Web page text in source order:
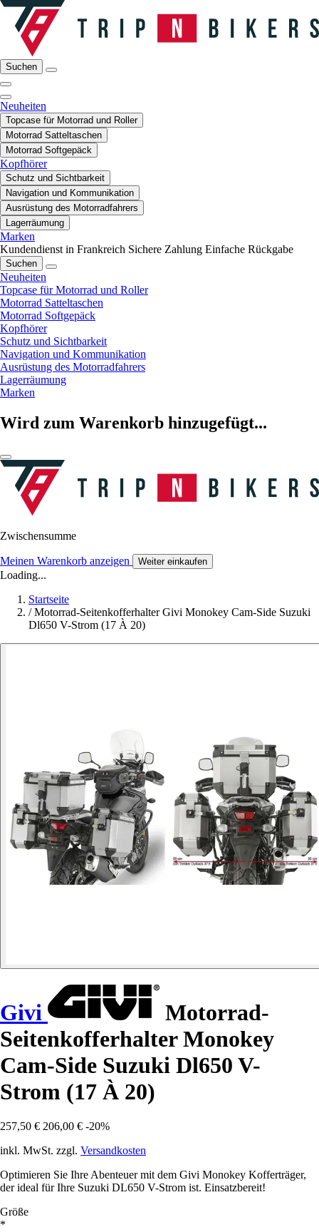
Suchen
Neuheiten
Topcase für Motorrad und Roller
Motorrad Satteltaschen
Motorrad Softgepäck
Kopfhörer
Schutz und Sichtbarkeit
Navigation und Kommunikation
Ausrüstung des Motorradfahrers
Lagerräumung
Marken
Kundendienst in Frankreich Sichere Zahlung Einfache Rückgabe
Suchen
Neuheiten
Topcase für Motorrad und Roller
Motorrad Satteltaschen
Motorrad Softgepäck
Kopfhörer
Schutz und Sichtbarkeit
Navigation und Kommunikation
Ausrüstung des Motorradfahrers
Lagerräumung
Marken
Wird zum Warenkorb hinzugefügt...
Zwischensumme
Meinen Warenkorb anzeigen Weiter einkaufen
Loading...
Startseite
/ Motorrad-Seitenkofferhalter Givi Monokey Cam-Side Suzuki
Dl650 V-Strom (17 À 20)
Givi
Motorrad-
Seitenkofferhalter Monokey
Cam-Side Suzuki Dl650 V-
Strom (17 À 20)
257,50 € 206,00 € -20%
inkl. MwSt. zzgl. Versandkosten
Optimieren Sie Ihre Abenteuer mit dem Givi Monokey Kofferträger,
der ideal für Ihre Suzuki DL650 V-Strom ist. Einsatzbereit!
Größe
*